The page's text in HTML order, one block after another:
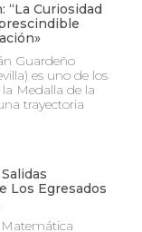
“La Curiosidad
Guardeño
es uno de los
Medalla de la
trayectoria
Los Egresados